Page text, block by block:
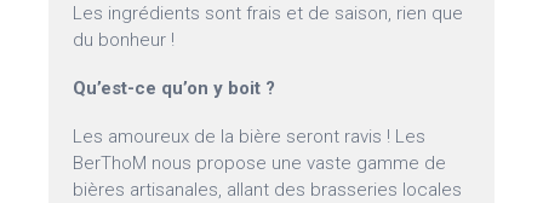
Les ingrédients sont frais et de saison, rien que
du bonheur !
Qu’est-ce qu’on y boit ?
Les amoureux de la bière seront ravis ! Les
BerThoM nous propose une vaste gamme de
bières artisanales, allant des brasseries locales